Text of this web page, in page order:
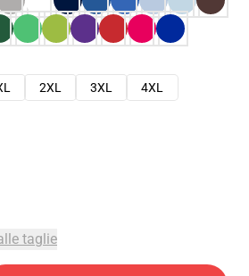
2XL 3XL
4XL
taglie